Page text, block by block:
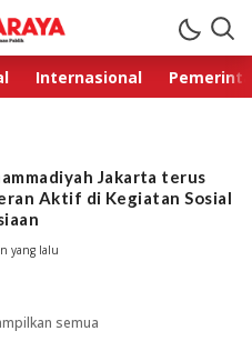
Publik
Internasional
Jakarta terus
Aktif di Kegiatan Sosial
yang lalu
semua